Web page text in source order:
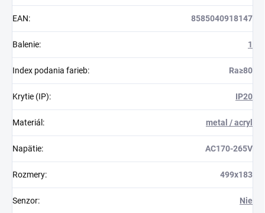
EAN: 8585040918147
Balenie: 1
Index podania farieb: Ra≥80
Krytie (IP): IP20
Materiál : metal / acryl
Napätie: AC170-265V
Rozmery: 499x183
Senzor: Nie